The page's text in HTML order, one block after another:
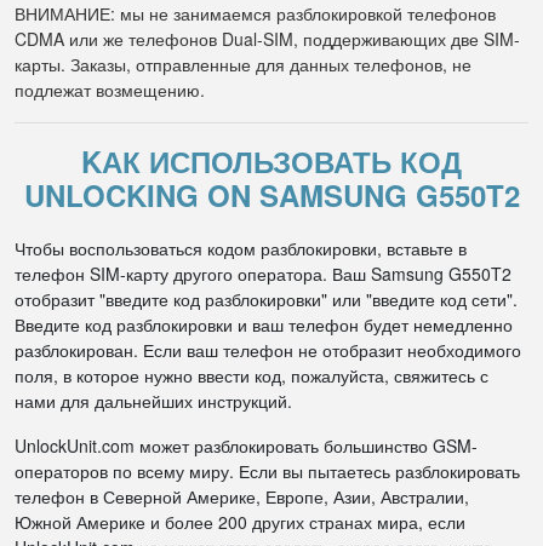
ВНИМАНИЕ: мы не занимаемся разблокировкой телефонов
CDMA или же телефонов Dual-SIM, поддерживающих две SIM-
карты. Заказы, отправленные для данных телефонов, не
подлежат возмещению.
KАК ИСПОЛЬЗОВАТЬ КОД
UNLOCKING ON SAMSUNG G550T2
Чтобы воспользоваться кодом разблокировки, вставьте в
телефон SIM-карту другого оператора. Ваш Samsung G550T2
отобразит "введите код разблокировки" или "введите код сети".
Введите код разблокировки и ваш телефон будет немедленно
разблокирован. Если ваш телефон не отобразит необходимого
поля, в которое нужно ввести код, пожалуйста, свяжитесь с
нами для дальнейших инструкций.
UnlockUnit.com может разблокировать большинство GSM-
операторов по всему миру. Если вы пытаетесь разблокировать
телефон в Северной Америке, Европе, Азии, Австралии,
Южной Америке и более 200 других странах мира, если